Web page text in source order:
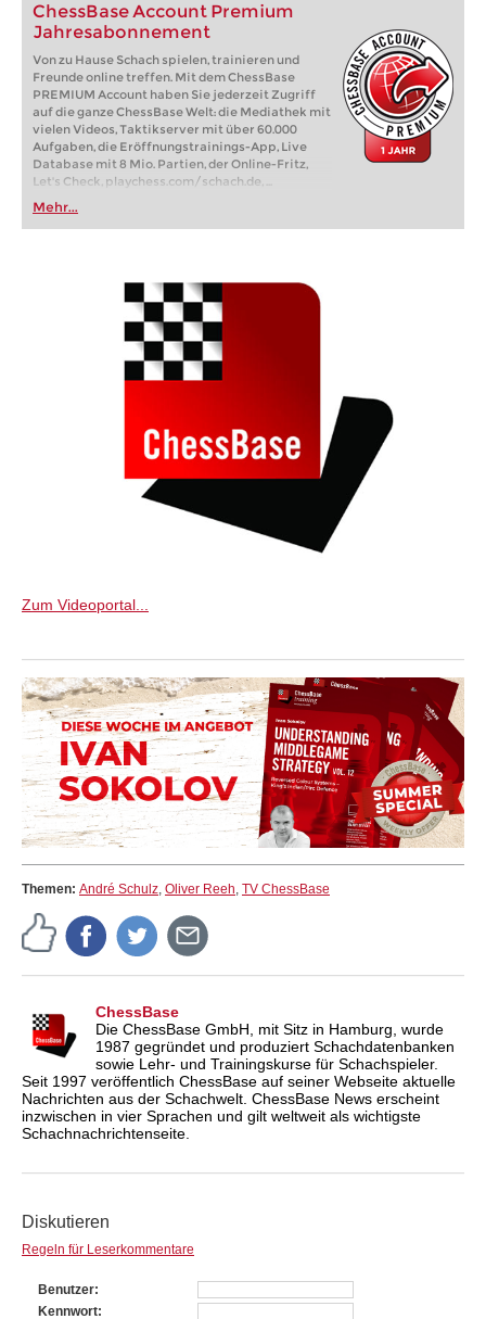
ChessBase Account Premium
Jahresabonnement
Von zu Hause Schach spielen, trainieren und
Freunde online treffen. Mit dem ChessBase
PREMIUM Account haben Sie jederzeit Zugriff
auf die ganze ChessBase Welt: die Mediathek mit
vielen Videos, Taktikserver mit über 60.000
Aufgaben, die Eröffnungstrainings-App, Live
Database mit 8 Mio. Partien, der Online-Fritz,
Let's Check, playchess.com/schach.de, ...
Mehr...
Zum Videoportal...
Themen: André Schulz, Oliver Reeh, TV ChessBase
ChessBase
Die ChessBase GmbH, mit Sitz in Hamburg, wurde
1987 gegründet und produziert Schachdatenbanken
sowie Lehr- und Trainingskurse für Schachspieler.
Seit 1997 veröffentlich ChessBase auf seiner Webseite aktuelle
Nachrichten aus der Schachwelt. ChessBase News erscheint
inzwischen in vier Sprachen und gilt weltweit als wichtigste
Schachnachrichtenseite.
Diskutieren
Regeln für Leserkommentare
Benutzer
Kennwort